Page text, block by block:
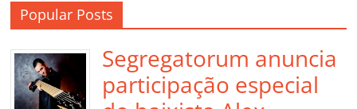
Popular Posts
Segregatorum anuncia
participação especial